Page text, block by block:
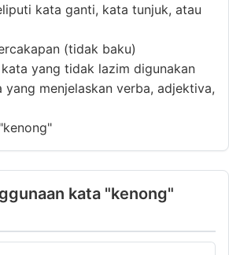
kata ganti, kata tunjuk, atau
(tidak baku)
yang tidak lazim digunakan
yang menjelaskan verba, adjektiva,
kata "kenong"